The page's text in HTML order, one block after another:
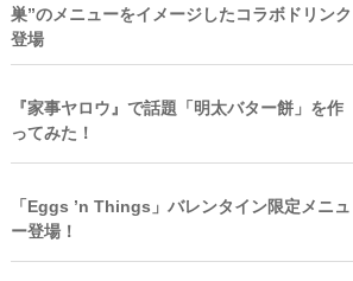
巣”のメニューをイメージしたコラボドリンク
登場
『家事ヤロウ』で話題「明太バター餅」を作
ってみた！
「Eggs ’n Things」バレンタイン限定メニュ
ー登場！